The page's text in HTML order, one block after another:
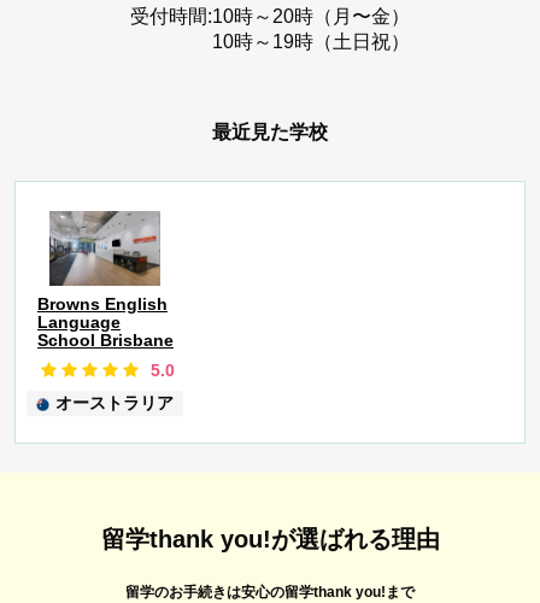
受付時間:10時～20時（月〜金）
10時～19時（土日祝）
最近見た学校
Browns English
Language
School Brisbane
5.0
オーストラリア
留学thank you!が選ばれる理由
留学のお手続きは安心の留学thank you!まで